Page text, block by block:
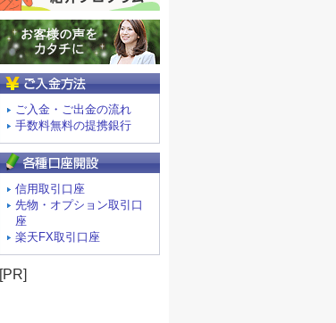
ご入金・ご出金の流れ
手数料無料の提携銀行
信用取引口座
先物・オプション取引口
座
楽天FX取引口座
[PR]